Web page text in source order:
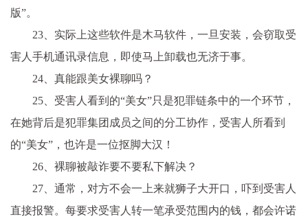
版”。
23、实际上这些软件是木马软件，一旦安装，会窃取受
害人手机通讯录信息，即使马上卸载也无济于事。
24、真能跟美女裸聊吗？
25、受害人看到的“美女”只是犯罪链条中的一个环节，
在她背后是犯罪集团成员之间的分工协作，受害人所看到
的“美女”，也许是一位抠脚大汉！
26、裸聊被敲诈要不要私下解决？
27、通常，对方不会一上来就狮子大开口，吓到受害人
直接报警。每要求受害人转一笔承受范围内的钱，都会许诺